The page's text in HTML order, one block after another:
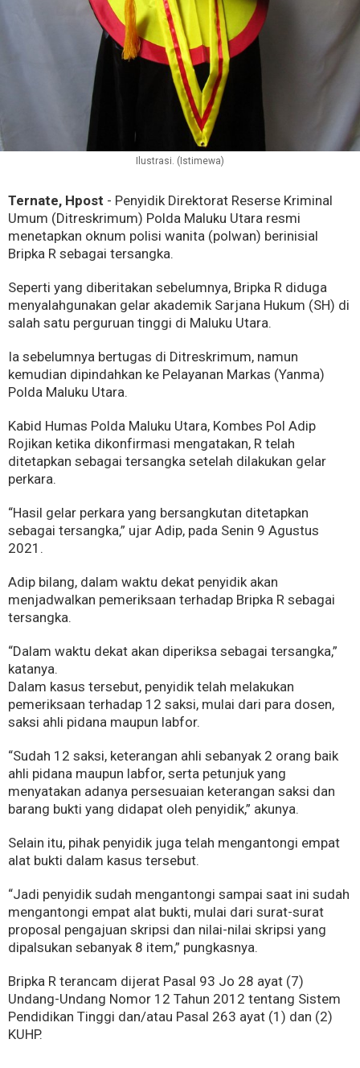
Ilustrasi. (Istimewa)
Ternate, Hpost - Penyidik Direktorat Reserse Kriminal
Umum (Ditreskrimum) Polda Maluku Utara resmi
menetapkan oknum polisi wanita (polwan) berinisial
Bripka R sebagai tersangka.
Seperti yang diberitakan sebelumnya, Bripka R diduga
menyalahgunakan gelar akademik Sarjana Hukum (SH) di
salah satu perguruan tinggi di Maluku Utara.
Ia sebelumnya bertugas di Ditreskrimum, namun
kemudian dipindahkan ke Pelayanan Markas (Yanma)
Polda Maluku Utara.
Kabid Humas Polda Maluku Utara, Kombes Pol Adip
Rojikan ketika dikonfirmasi mengatakan, R telah
ditetapkan sebagai tersangka setelah dilakukan gelar
perkara.
“Hasil gelar perkara yang bersangkutan ditetapkan
sebagai tersangka,” ujar Adip, pada Senin 9 Agustus
2021.
Adip bilang, dalam waktu dekat penyidik akan
menjadwalkan pemeriksaan terhadap Bripka R sebagai
tersangka.
“Dalam waktu dekat akan diperiksa sebagai tersangka,”
katanya.
Dalam kasus tersebut, penyidik telah melakukan
pemeriksaan terhadap 12 saksi, mulai dari para dosen,
saksi ahli pidana maupun labfor.
“Sudah 12 saksi, keterangan ahli sebanyak 2 orang baik
ahli pidana maupun labfor, serta petunjuk yang
menyatakan adanya persesuaian keterangan saksi dan
barang bukti yang didapat oleh penyidik,” akunya.
Selain itu, pihak penyidik juga telah mengantongi empat
alat bukti dalam kasus tersebut.
“Jadi penyidik sudah mengantongi sampai saat ini sudah
mengantongi empat alat bukti, mulai dari surat-surat
proposal pengajuan skripsi dan nilai-nilai skripsi yang
dipalsukan sebanyak 8 item,” pungkasnya.
Bripka R terancam dijerat Pasal 93 Jo 28 ayat (7)
Undang-Undang Nomor 12 Tahun 2012 tentang Sistem
Pendidikan Tinggi dan/atau Pasal 263 ayat (1) dan (2)
KUHP.